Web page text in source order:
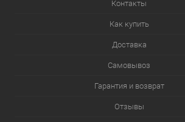
Контакты
Как купить
Доставка
Самовывоз
Гарантия и возврат
Отзывы